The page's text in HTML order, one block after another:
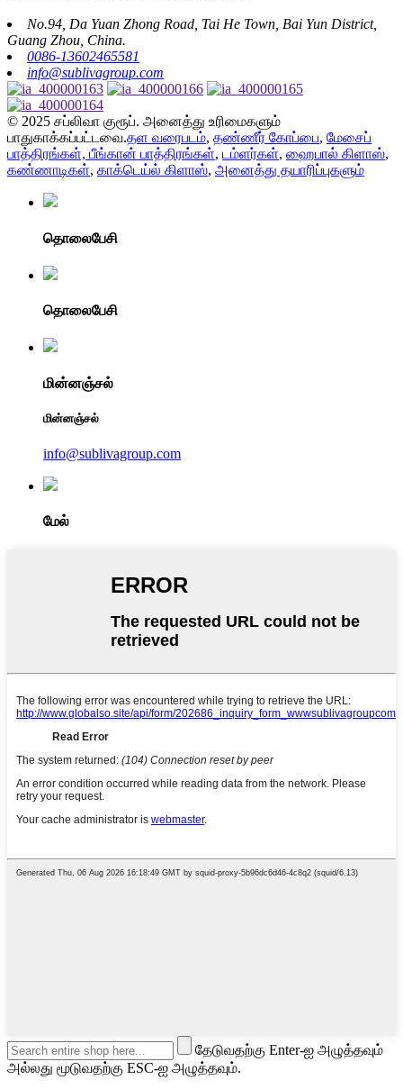
No.94, Da Yuan Zhong Road, Tai He Town, Bai Yun District,
Guang Zhou, China.
0086-13602465581
info@sublivagroup.com
© 2025 சப்லிவா குரூப். அனைத்து உரிமைகளும்
பாதுகாக்கப்பட்டவை.தள வரைபடம், தண்ணீர் கோப்பை, மேசைப்
பாத்திரங்கள், பீங்கான் பாத்திரங்கள், டம்ளர்கள், ஹைபால் கிளாஸ்,
கண்ணாடிகள், காக்டெய்ல் கிளாஸ், அனைத்து தயாரிப்புகளும்
தொலைபேசி
தொலைபேசி
மின்னஞ்சல்
மின்னஞ்சல்
info@sublivagroup.com
மேல்
தேடுவதற்கு Enter-ஐ அழுத்தவும்
அல்லது மூடுவதற்கு ESC-ஐ அழுத்தவும்.